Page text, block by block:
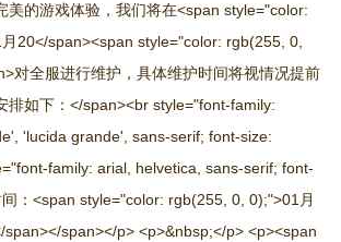
美的游戏体验，我们将在<span style="color:
20</span><span style="color: rgb(255, 0,
对全服进行维护，具体维护时间将视情况提前
排如下：</span><br style="font-family:
'lucida grande', sans-serif; font-size:
family: arial, helvetica, sans-serif; font-
：<span style="color: rgb(255, 0, 0);">01月
span></p> <p>&nbsp;</p> <p><span